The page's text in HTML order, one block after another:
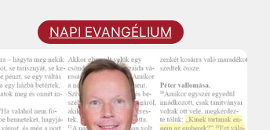
NAPI EVANGÉLIUM